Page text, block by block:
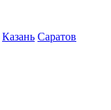
Казань Саратов